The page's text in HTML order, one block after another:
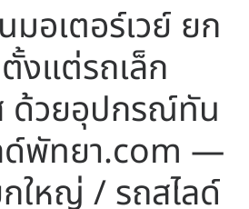
อเตอร์เวย์ ยก
งแต่รถเล็ก
ด้วยอุปกรณ์ทัน
ด์พัทยา.com —
ใหญ่ / รถสไลด์